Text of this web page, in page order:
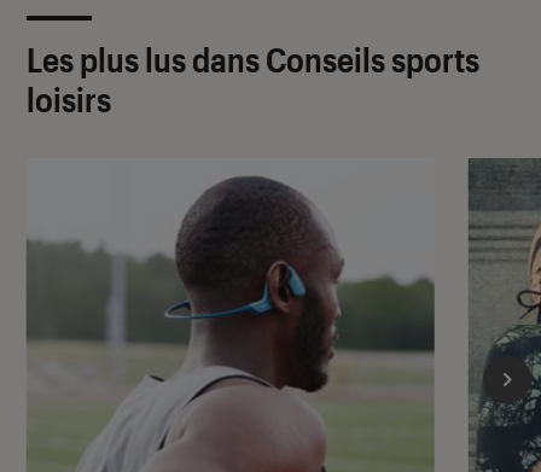
Les plus lus dans Conseils sports
loisirs